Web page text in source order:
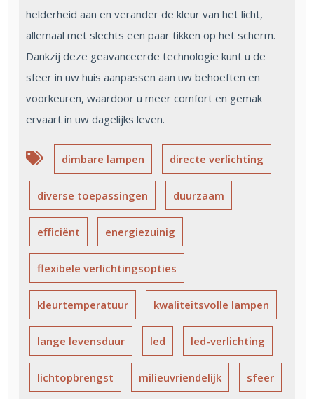
helderheid aan en verander de kleur van het licht,
allemaal met slechts een paar tikken op het scherm.
Dankzij deze geavanceerde technologie kunt u de
sfeer in uw huis aanpassen aan uw behoeften en
voorkeuren, waardoor u meer comfort en gemak
ervaart in uw dagelijks leven.
dimbare lampen directe verlichting
diverse toepassingen duurzaam
efficiënt energiezuinig
flexibele verlichtingsopties
kleurtemperatuur kwaliteitsvolle lampen
lange levensduur led led-verlichting
lichtopbrengst milieuvriendelijk sfeer